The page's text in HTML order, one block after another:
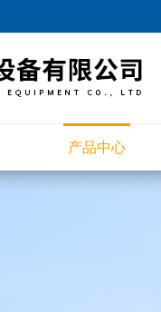
产品中心